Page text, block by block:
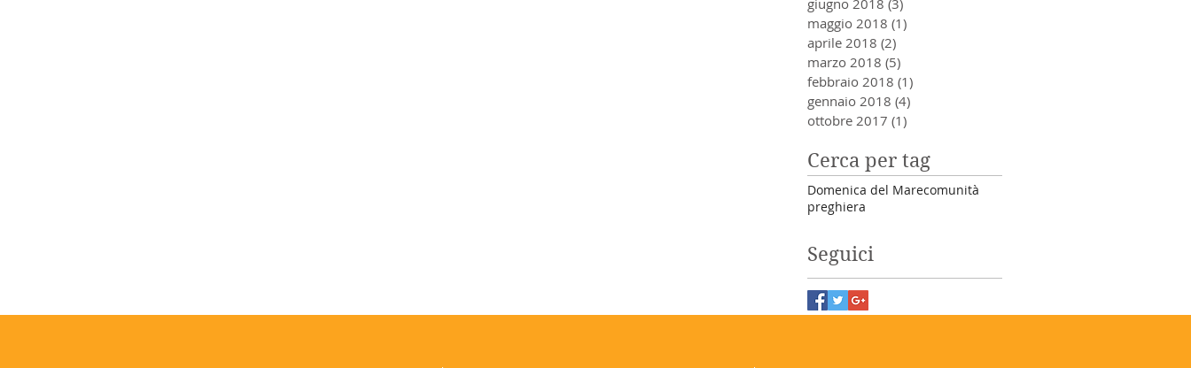
maggio 2018 (1)
aprile 2018 (2)
marzo 2018 (5)
febbraio 2018 (1)
gennaio 2018 (4)
ottobre 2017 (1)
Cerca per tag
Domenica del Marecomunità
preghiera
Seguici